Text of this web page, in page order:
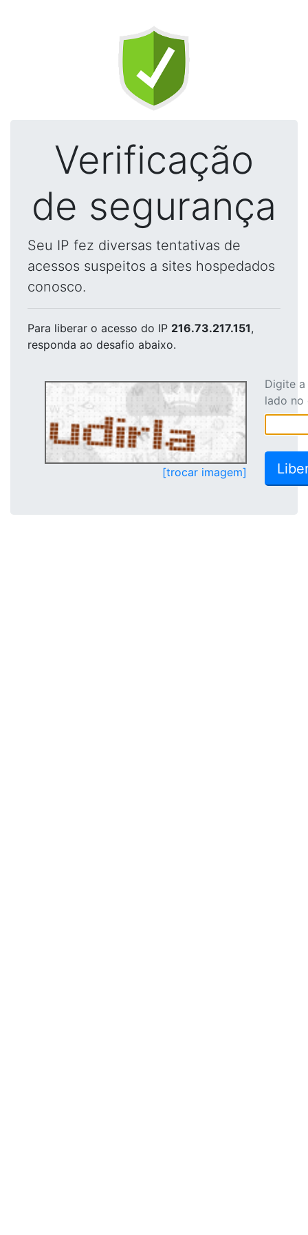
Verificação
de segurança
Seu IP fez diversas tentativas de
acessos suspeitos a sites hospedados
conosco.
Para liberar o acesso do IP 216.73.217.151,
responda ao desafio abaixo.
[trocar imagem]
Digite
lado no